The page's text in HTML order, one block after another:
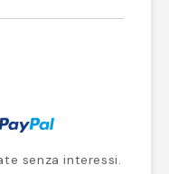
senza interessi.